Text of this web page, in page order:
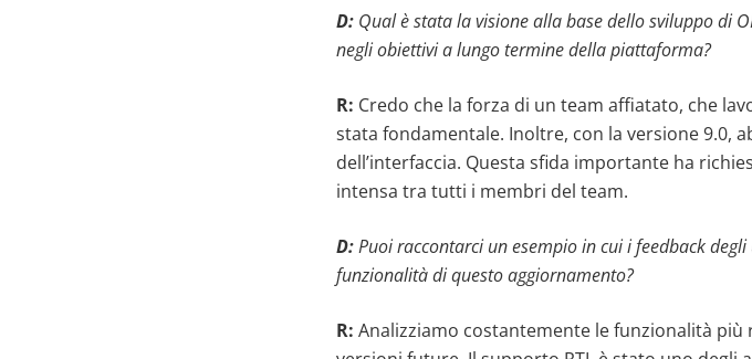
D: Qual è stata la visione alla base dello sviluppo di
negli obiettivi a lungo termine della piattaforma?
R: Credo che la forza di un team affiatato, che
stata fondamentale. Inoltre, con la versione
dell’interfaccia. Questa sfida importante ha
intensa tra tutti i membri del team.
D:Puoi raccontarci un esempio in cui i feedback
funzionalità di questo aggiornamento?
R: Analizziamo costantemente le funzionalità